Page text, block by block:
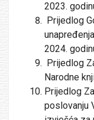
2023.
Prijedlog
2024.
Prijedlog
Narodne
Prijedlog
poslovanju